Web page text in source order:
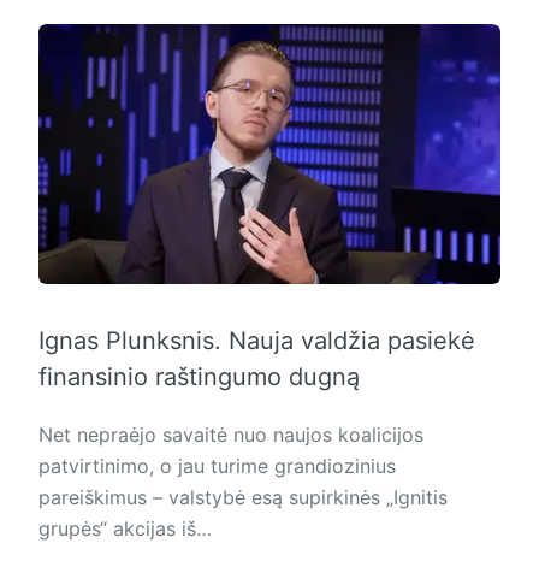
Ignas Plunksnis. Nauja valdžia pasiekė
finansinio raštingumo dugną
Net nepraėjo savaitė nuo naujos koalicijos
patvirtinimo, o jau turime grandiozinius
pareiškimus – valstybė esą supirkinės „Ignitis
grupės“ akcijas iš…